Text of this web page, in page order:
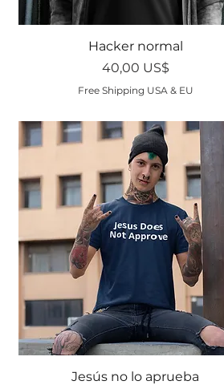
Vista rápida
Hacker normal
Precio
40,00 US$
Free Shipping USA & EU
Vista rápida
Jesús no lo aprueba